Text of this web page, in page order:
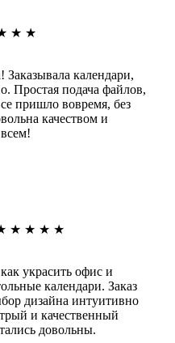
★ ★
Заказывала календари,
Простая подача файлов,
пришло вовремя, без
качеством и
★ ★ ★ ★
украсить офис и
календари. Заказ
дизайна интуитивно
и качественный
довольны.